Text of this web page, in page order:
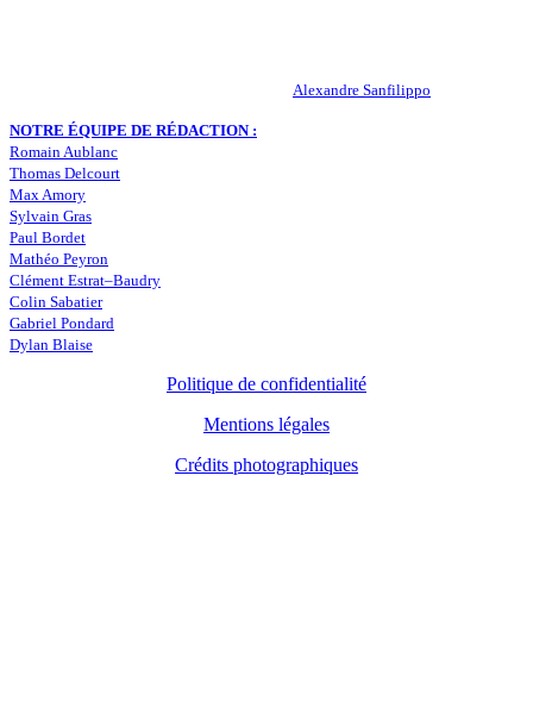
Alexandre Sanfilippo
NOTRE ÉQUIPE DE RÉDACTION :
Romain Aublanc
Thomas Delcourt
Max Amory
Sylvain Gras
Paul Bordet
Mathéo Peyron
Clément Estrat–Baudry
Colin Sabatier
Gabriel Pondard
Dylan Blaise
Politique de confidentialité
Mentions légales
Crédits photographiques